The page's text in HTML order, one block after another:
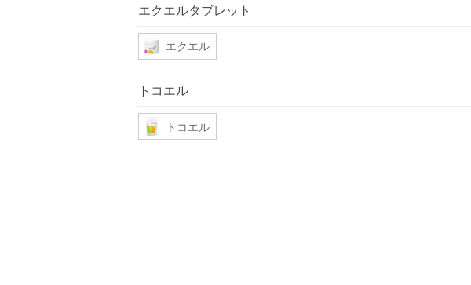
エクエルタブレット
エクエル
トコエル
トコエル